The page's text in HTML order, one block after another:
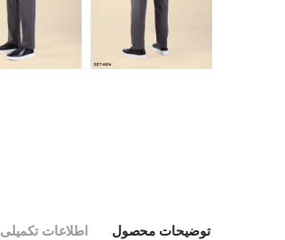
توضیحات محصول اطلاعات تکمیلی